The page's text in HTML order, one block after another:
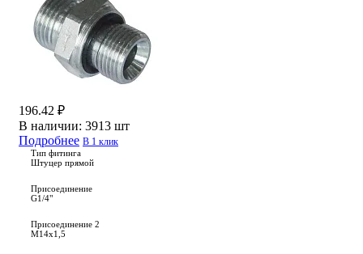
196.42 ₽
В наличии: 3913 шт
Подробнее В 1 клик
Тип фитинга
Штуцер прямой
Присоединение
G1/4"
Присоединение 2
M14x1,5